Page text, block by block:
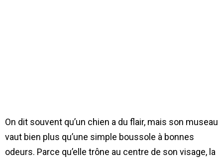
On dit souvent qu’un chien a du flair, mais son museau
vaut bien plus qu’une simple boussole à bonnes
odeurs. Parce qu’elle trône au centre de son visage, la